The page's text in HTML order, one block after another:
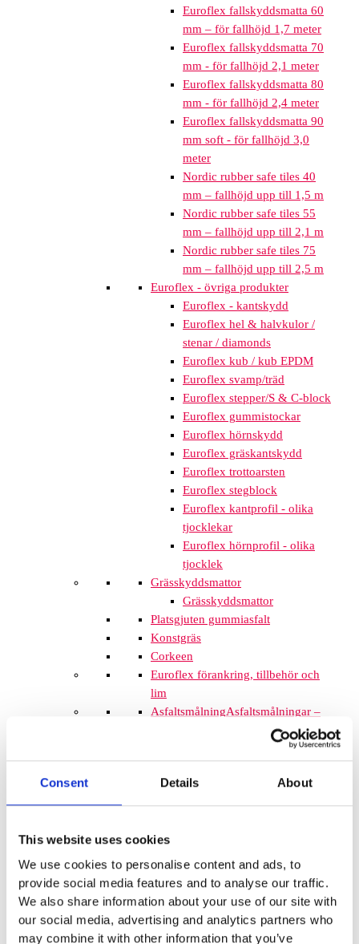
Consent Details About
This website uses cookies
We use cookies to personalise content and ads, to
provide social media features and to analyse our traffic.
We also share information about your use of our site with
our social media, advertising and analytics partners who
may combine it with other information that you’ve
Euroflex fallskyddsmatta 60
mm – för fallhöjd 1,7 meter
Euroflex fallskyddsmatta 70
mm - för fallhöjd 2,1 meter
Euroflex fallskyddsmatta 80
mm - för fallhöjd 2,4 meter
Euroflex fallskyddsmatta 90
mm soft - för fallhöjd 3,0
meter
Nordic rubber safe tiles 40
mm – fallhöjd upp till 1,5 m
Nordic rubber safe tiles 55
mm – fallhöjd upp till 2,1 m
Nordic rubber safe tiles 75
mm – fallhöjd upp till 2,5 m
Euroflex - övriga produkter
Euroflex - kantskydd
Euroflex hel & halvkulor /
stenar / diamonds
Euroflex kub / kub EPDM
Euroflex svamp/träd
Euroflex stepper/S & C-block
Euroflex gummistockar
Euroflex hörnskydd
Euroflex gräskantskydd
Euroflex trottoarsten
Euroflex stegblock
Euroflex kantprofil - olika
tjocklekar
Euroflex hörnprofil - olika
tjocklek
Grässkyddsmattor
Grässkyddsmattor
Platsgjuten gummiasfalt
Konstgräs
Corkeen
Euroflex förankring, tillbehör och
lim
AsfaltsmålningAsfaltsmålningar –
Skapa livfulla offentliga miljöer Att
förvandla grå och tråkig asfalt till
aldrig varit enklare. Med
asfaltsmålningar kan du göra
offentliga platser mer levande och
inbjudande. Det handlar inte bara
om att måla ytor – du skapar
samtidigt en miljö som uppmuntrar
till lek och lärande. Att måla på asfalt
är en kreativ lösning som passar